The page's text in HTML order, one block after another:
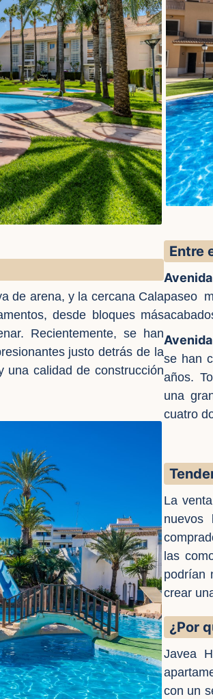
de arena, y la cercana Cala
desde bloques más
Recientemente, se han
justo detrás de la
calidad de construcción
Entre
paseo
se han
años.
una
cuatro
La
nuevos
las
podrían
crear
¿Por
Javea
con un